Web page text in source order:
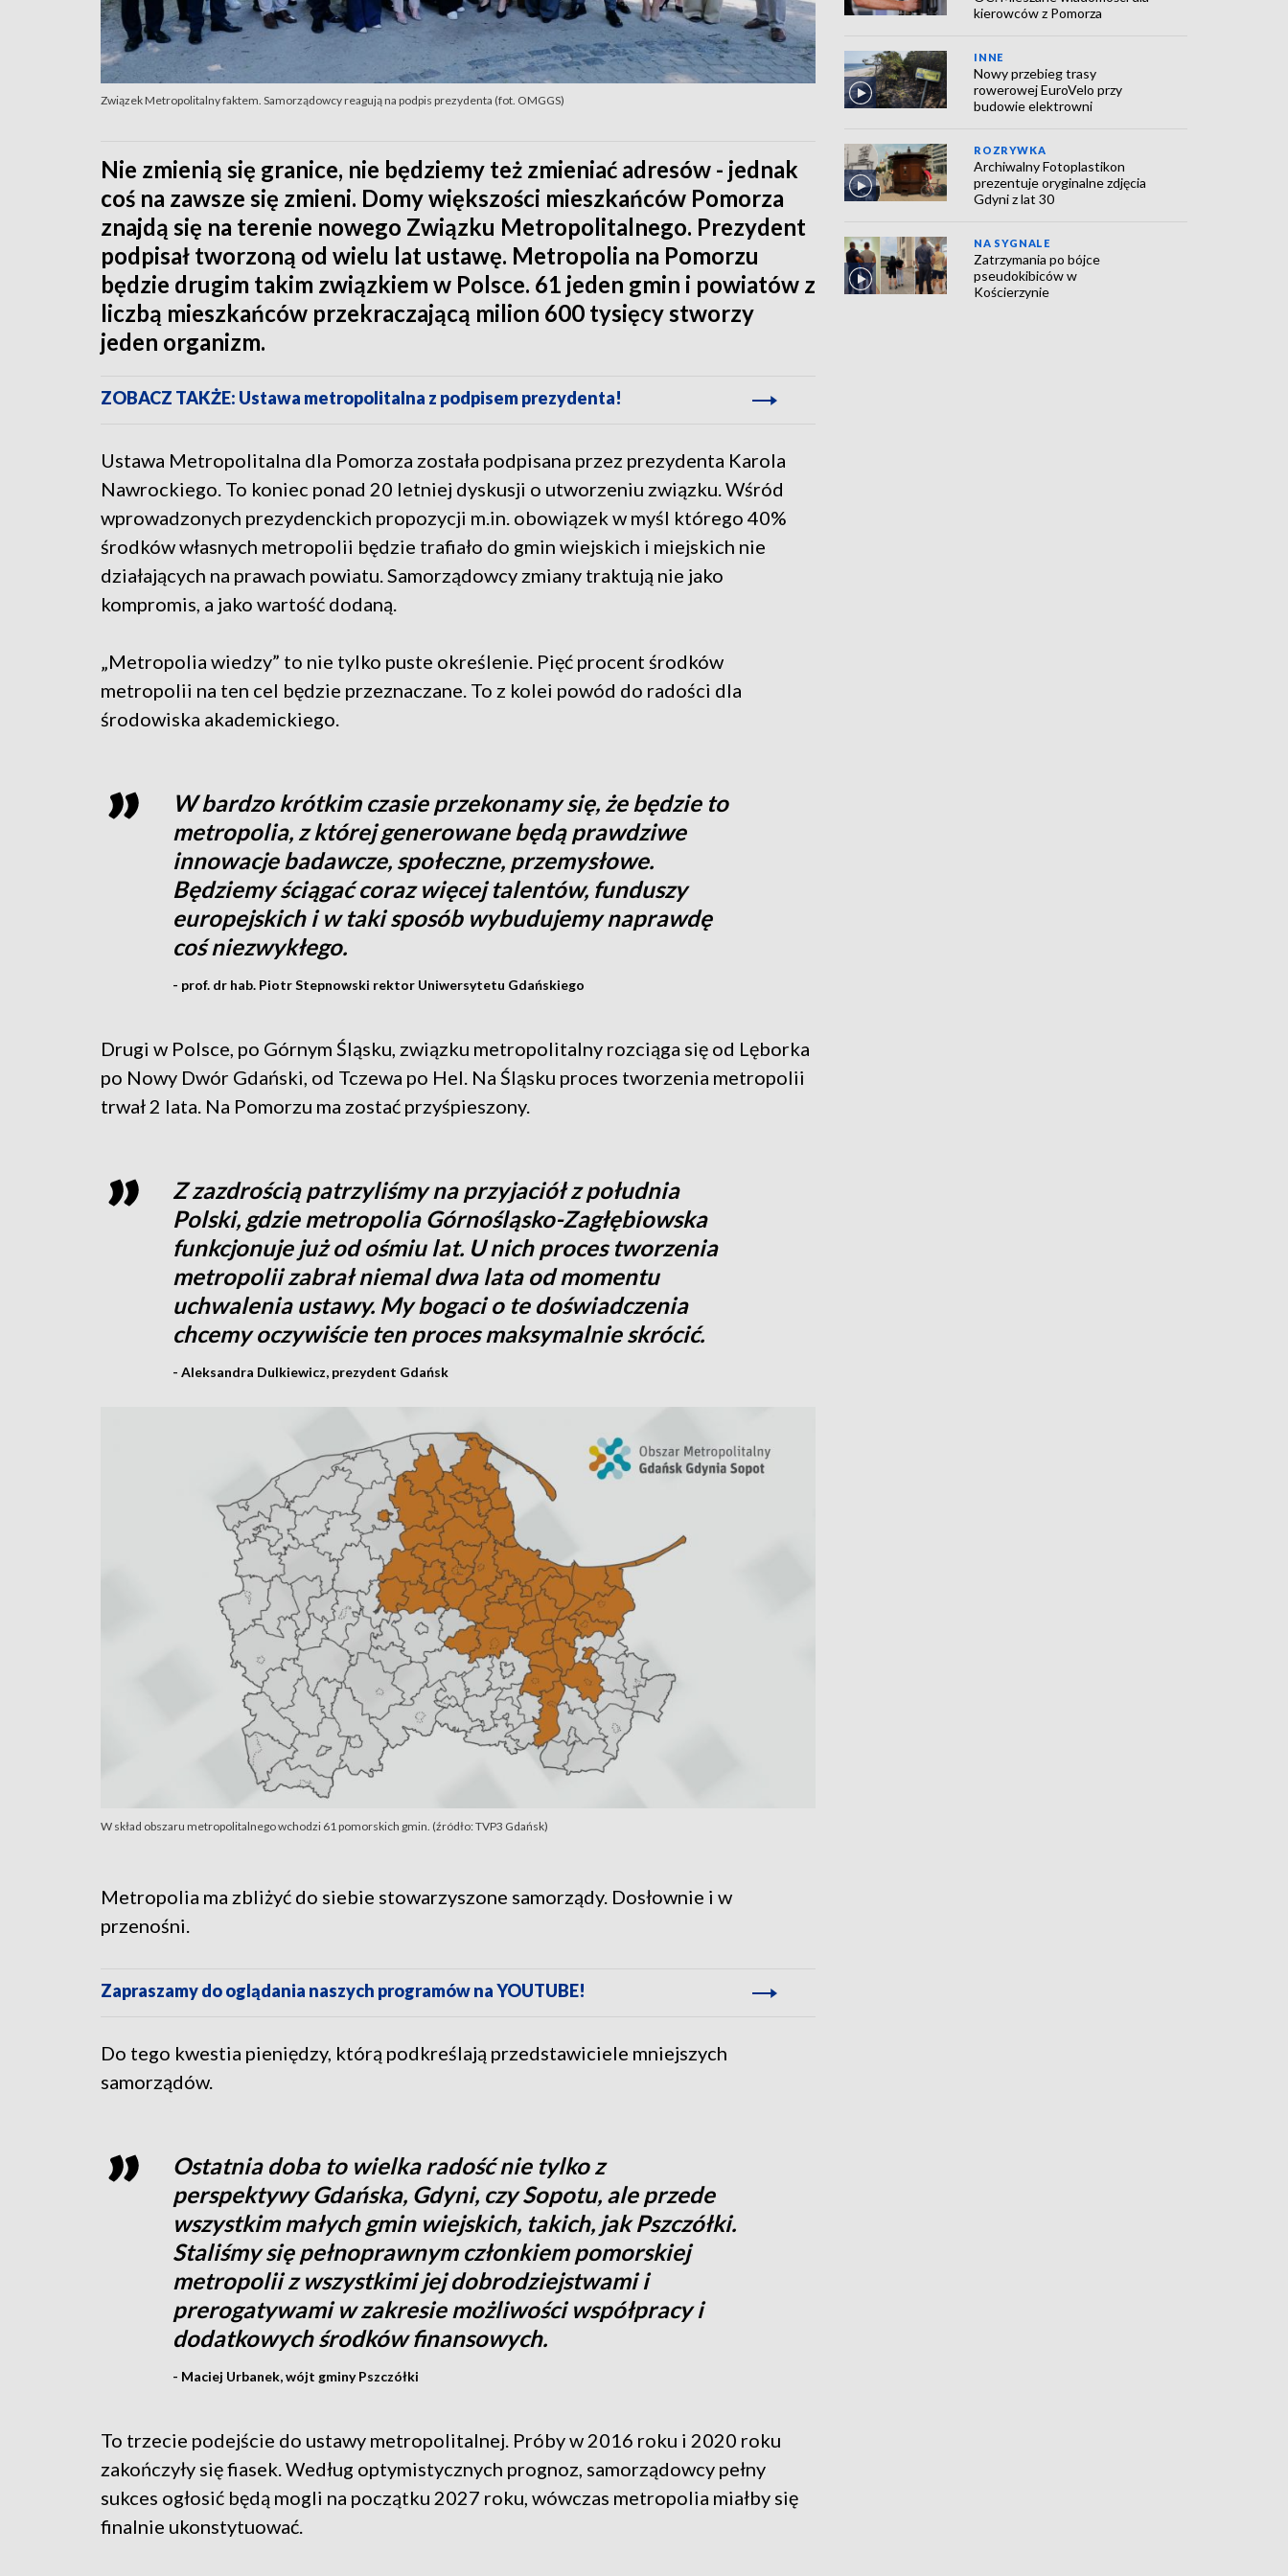
Związek Metropolitalny faktem. Samorządowcy reagują na podpis prezydenta (fot. OMGGS)
Nie zmienią się granice, nie będziemy też zmieniać adresów - jednak
coś na zawsze się zmieni. Domy większości mieszkańców Pomorza
znajdą się na terenie nowego Związku Metropolitalnego. Prezydent
podpisał tworzoną od wielu lat ustawę. Metropolia na Pomorzu
będzie drugim takim związkiem w Polsce. 61 jeden gmin i powiatów z
liczbą mieszkańców przekraczającą milion 600 tysięcy stworzy
jeden organizm.
ZOBACZ TAKŻE: Ustawa metropolitalna z podpisem prezydenta!
Ustawa Metropolitalna dla Pomorza została podpisana przez prezydenta Karola
Nawrockiego. To koniec ponad 20 letniej dyskusji o utworzeniu związku. Wśród
wprowadzonych prezydenckich propozycji m.in. obowiązek w myśl którego 40%
środków własnych metropolii będzie trafiało do gmin wiejskich i miejskich nie
działających na prawach powiatu. Samorządowcy zmiany traktują nie jako
kompromis, a jako wartość dodaną.
„Metropolia wiedzy” to nie tylko puste określenie. Pięć procent środków
metropolii na ten cel będzie przeznaczane. To z kolei powód do radości dla
środowiska akademickiego.
W bardzo krótkim czasie przekonamy się, że będzie to
metropolia, z której generowane będą prawdziwe
innowacje badawcze, społeczne, przemysłowe.
Będziemy ściągać coraz więcej talentów, funduszy
europejskich i w taki sposób wybudujemy naprawdę
coś niezwykłego.
- prof. dr hab. Piotr Stepnowski rektor Uniwersytetu Gdańskiego
Drugi w Polsce, po Górnym Śląsku, związku metropolitalny rozciąga się od Lęborka
po Nowy Dwór Gdański, od Tczewa po Hel. Na Śląsku proces tworzenia metropolii
trwał 2 lata. Na Pomorzu ma zostać przyśpieszony.
Z zazdrością patrzyliśmy na przyjaciół z południa
Polski, gdzie metropolia Górnośląsko-Zagłębiowska
funkcjonuje już od ośmiu lat. U nich proces tworzenia
metropolii zabrał niemal dwa lata od momentu
uchwalenia ustawy. My bogaci o te doświadczenia
chcemy oczywiście ten proces maksymalnie skrócić.
- Aleksandra Dulkiewicz, prezydent Gdańsk
W skład obszaru metropolitalnego wchodzi 61 pomorskich gmin. (źródło: TVP3 Gdańsk)
Metropolia ma zbliżyć do siebie stowarzyszone samorządy. Dosłownie i w
przenośni.
Zapraszamy do oglądania naszych programów na YOUTUBE!
Do tego kwestia pieniędzy, którą podkreślają przedstawiciele mniejszych
samorządów.
Ostatnia doba to wielka radość nie tylko z
perspektywy Gdańska, Gdyni, czy Sopotu, ale przede
wszystkim małych gmin wiejskich, takich, jak Pszczółki.
Staliśmy się pełnoprawnym członkiem pomorskiej
metropolii z wszystkimi jej dobrodziejstwami i
prerogatywami w zakresie możliwości współpracy i
dodatkowych środków finansowych.
- Maciej Urbanek, wójt gminy Pszczółki
To trzecie podejście do ustawy metropolitalnej. Próby w 2016 roku i 2020 roku
zakończyły się fiasek. Według optymistycznych prognoz, samorządowcy pełny
sukces ogłosić będą mogli na początku 2027 roku, wówczas metropolia miałby się
finalnie ukonstytuować.
kierowców z Pomorza
INNE
Nowy przebieg trasy
rowerowej EuroVelo przy
budowie elektrowni
ROZRYWKA
Archiwalny Fotoplastikon
prezentuje oryginalne zdjęcia
Gdyni z lat 30
NA SYGNALE
Zatrzymania po bójce
pseudokibiców w
Kościerzynie